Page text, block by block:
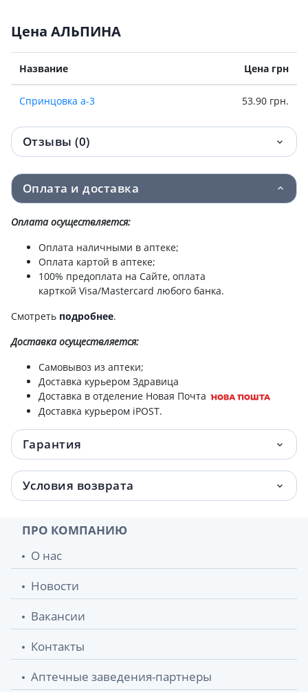
Цена АЛЬПИНА
Название Цена грн
Спринцовка а-3 53.90 грн.
Отзывы (0)
Оплата и доставка
Оплата осуществляется:
Оплата наличными в аптеке;
Оплата картой в аптеке;
100% предоплата на Сайте, оплата
карткой Visa/Mastercard любого банка.
Смотреть подробнее.
Доставкаосуществляется:
Самовывоз из аптеки;
Доставка курьером Здравица
Доставка в отделение Новая Почта
Доставка курьером iPOST.
Гарантия
Условия возврата
ПРО КОМПАНИЮ
О нас
Новости
Вакансии
Контакты
Аптечные заведения-партнеры